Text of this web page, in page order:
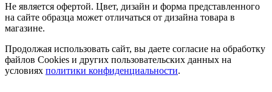
Не является офертой. Цвет, дизайн и форма представленного
на сайте образца может отличаться от дизайна товара в
магазине.
Продолжая использовать сайт, вы даете согласие на обработку
файлов Cookies и других пользовательских данных на
условиях политики конфиденциальности.